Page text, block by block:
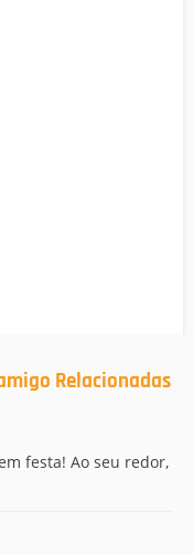
Relacionadas
festa! Ao seu redor,